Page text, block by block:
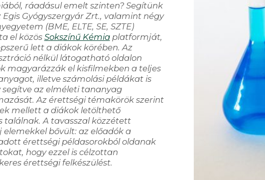
ráadásul emelt szinten? Segítünk
Gyógyszergyár Zrt., valamint négy
(BME, ELTE, SE, SZTE)
el közös Sokszínű Kémiaplatformját,
lett a diákok körében. Az
nélkül látogatható oldalon
magyarázzák el kisfilmekben a teljes
illetve számolási példákat is
az elméleti tananyag
Az érettségi témakörök szerint
mellett a diákok letölthető
találnak. A tavasszal közzétett
bővült: az előadók a
érettségi példasorokból oldanak
hogy ezzel is célzottan
érettségi felkészülést.